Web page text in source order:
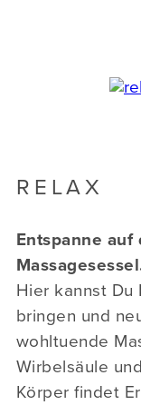
RELAX
Entspanne
Hier kannst Du
bringen und
wohltuende
Wirbelsäule
Körper findet